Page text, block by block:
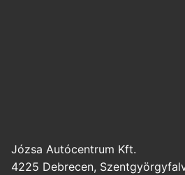
Józsa Autócentrum Kft.
4225 Debrecen,